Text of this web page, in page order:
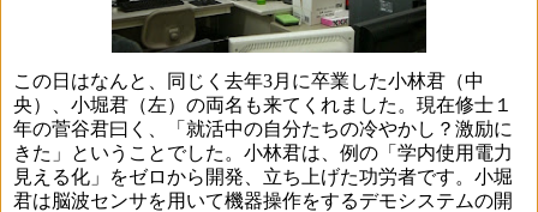
この日はなんと、同じく去年3月に卒業した小林君（中
央）、小堀君（左）の両名も来てくれました。現在修士１
年の菅谷君曰く、「就活中の自分たちの冷やかし？激励に
きた」ということでした。小林君は、例の「学内使用電力
見える化」をゼロから開発、立ち上げた功労者です。小堀
君は脳波センサを用いて機器操作をするデモシステムの開